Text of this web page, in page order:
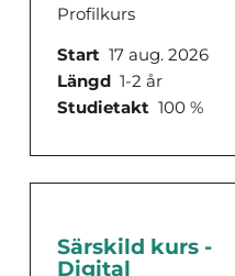
Profilkurs
Start 17 aug. 2026
Längd 1-2 år
Studietakt 100 %
Särskild kurs -
Digital